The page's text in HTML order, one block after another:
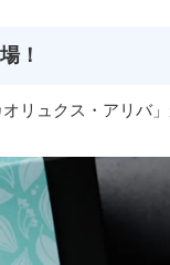
！
リュクス・アリバ